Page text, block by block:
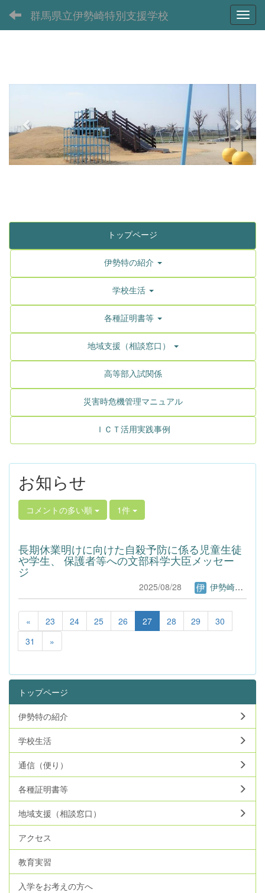
群馬県立伊勢崎特別支援学校
o
u
s
t
トップページ
伊勢特の紹介
学校生活
各種証明書等
地域支援（相談窓口）
高等部入試関係
災害時危機管理マニュアル
ＩＣＴ活用実践事例
お知らせ
コメントの多い順 1件
長期休業明けに向けた自殺予防に係る児童生徒
や学生、 保護者等への文部科学大臣メッセー
ジ
2025/08/28 伊勢崎特別支援学校Webページ管理者
« 23 24 25 26 27 28 29
30
31
»
トップページ
伊勢特の紹介
学校生活
通信（便り）
各種証明書等
地域支援（相談窓口）
アクセス
教育実習
入学をお考えの方へ